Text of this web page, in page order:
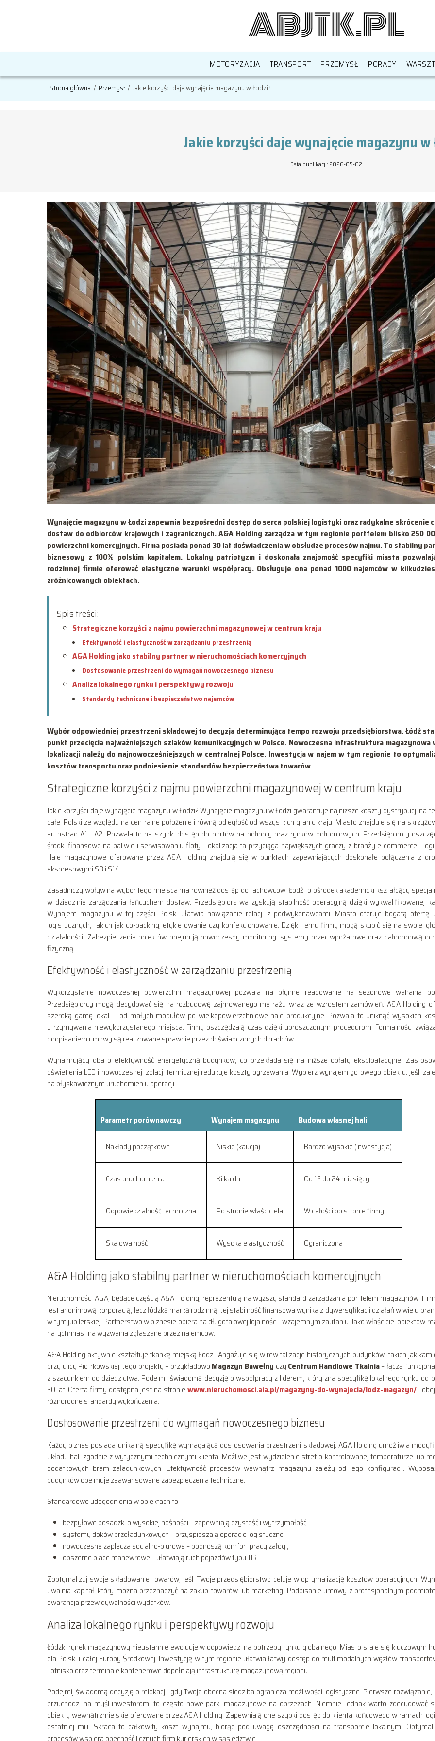
MOTORYZACJA TRANSPORT PRZEMYSŁ PORADY
Strona główna / Przemysł / Jakie korzyści daje wynajęcie magazynu w Łodzi?
Jakie korzyści daje wynajęcie magazynu w
Data publikacji: 2026-05-02
Wynajęcie magazynu w Łodzi zapewnia bezpośredni dostęp do serca polskiej logistyki oraz radykalne skrócenie
dostaw do odbiorców krajowych i zagranicznych. A&A Holding zarządza w tym regionie portfelem blisko 250
powierzchni komercyjnych. Firma posiada ponad 30 lat doświadczenia w obsłudze procesów najmu. To stabilny
biznesowy z 100% polskim kapitałem. Lokalny patriotyzm i doskonała znajomość specyfiki miasta
rodzinnej firmie oferować elastyczne warunki współpracy. Obsługuje ona ponad 1000 najemców w
zróżnicowanych obiektach.
Spis treści:
Strategiczne korzyści z najmu powierzchni magazynowej w centrum kraju
Efektywność i elastyczność w zarządzaniu przestrzenią
A&A Holding jako stabilny partner w nieruchomościach komercyjnych
Dostosowanie przestrzeni do wymagań nowoczesnego biznesu
Analiza lokalnego rynku i perspektywy rozwoju
Standardy techniczne i bezpieczeństwo najemców
Wybór odpowiedniej przestrzeni składowej to decyzja determinująca tempo rozwoju przedsiębiorstwa. Łódź
punkt przecięcia najważniejszych szlaków komunikacyjnych w Polsce. Nowoczesna infrastruktura magazynowa
lokalizacji należy do najnowocześniejszych w centralnej Polsce. Inwestycja w najem w tym regionie to
kosztów transportu oraz podniesienie standardów bezpieczeństwa towarów.
Strategiczne korzyści z najmu powierzchni magazynowej w centrum kraju
Jakie korzyści daje wynajęcie magazynu w Łodzi? Wynajęcie magazynu w Łodzi gwarantuje najniższe koszty dystrybucji na
całej Polski ze względu na centralne położenie i równą odległość od wszystkich granic kraju. Miasto znajduje się na
autostrad A1 i A2. Pozwala to na szybki dostęp do portów na północy oraz rynków południowych. Przedsiębiorcy
środki finansowe na paliwie i serwisowaniu floty. Lokalizacja ta przyciąga największych graczy z branży e-commerce i
Hale magazynowe oferowane przez A&A Holding znajdują się w punktach zapewniających doskonałe połączenia z
ekspresowymi S8 i S14.
Zasadniczy wpływ na wybór tego miejsca ma również dostęp do fachowców. Łódź to ośrodek akademicki kształcący
w dziedzinie zarządzania łańcuchem dostaw. Przedsiębiorstwa zyskują stabilność operacyjną dzięki wykwalifikowanej
Wynajem magazynu w tej części Polski ułatwia nawiązanie relacji z podwykonawcami. Miasto oferuje bogatą ofertę
logistycznych, takich jak co-packing, etykietowanie czy konfekcjonowanie. Dzięki temu firmy mogą skupić się na swojej
działalności. Zabezpieczenia obiektów obejmują nowoczesny monitoring, systemy przeciwpożarowe oraz całodobową
fizyczną.
Efektywność i elastyczność w zarządzaniu przestrzenią
Wykorzystanie nowoczesnej powierzchni magazynowej pozwala na płynne reagowanie na sezonowe wahania
Przedsiębiorcy mogą decydować się na rozbudowę zajmowanego metrażu wraz ze wzrostem zamówień. A&A Holding
szeroką gamę lokali – od małych modułów po wielkopowierzchniowe hale produkcyjne. Pozwala to uniknąć wysokich
utrzymywania niewykorzystanego miejsca. Firmy oszczędzają czas dzięki uproszczonym procedurom. Formalności
podpisaniem umowy są realizowane sprawnie przez doświadczonych doradców.
Wynajmujący dba o efektywność energetyczną budynków, co przekłada się na niższe opłaty eksploatacyjne.
oświetlenia LED i nowoczesnej izolacji termicznej redukuje koszty ogrzewania. Wybierz wynajem gotowego obiektu, jeśli
na błyskawicznym uruchomieniu operacji.
Parametr porównawczy Wynajem magazynu Budowa własnej hali
Nakłady początkowe Niskie (kaucja) Bardzo wysokie (inwestycja)
Czas uruchomienia Kilka dni Od 12 do 24 miesięcy
Odpowiedzialność techniczna Po stronie właściciela W całości po stronie firmy
Skalowalność Wysoka elastyczność Ograniczona
A&A Holding jako stabilny partner w nieruchomościach komercyjnych
Nieruchomości A&A, będące częścią A&A Holding, reprezentują najwyższy standard zarządzania portfelem magazynów.
jest anonimową korporacją, lecz łódzką marką rodzinną. Jej stabilność finansowa wynika z dywersyfikacji działań w wielu
w tym jubilerskiej. Partnerstwo w biznesie opiera na długofalowej lojalności i wzajemnym zaufaniu. Jako właściciel obiektów
natychmiast na wyzwania zgłaszane przez najemców.
A&A Holding aktywnie kształtuje tkankę miejską Łodzi. Angażuje się w rewitalizacje historycznych budynków, takich jak
przy ulicy Piotrkowskiej. Jego projekty – przykładowo Magazyn Bawełny czy Centrum Handlowe Tkalnia– łączą
z szacunkiem do dziedzictwa. Podejmij świadomą decyzję o współpracy z liderem, który zna specyfikę lokalnego rynku od
30 lat. Oferta firmy dostępna jest na stronie www.nieruchomosci.aia.pl/magazyny-do-wynajecia/lodz-magazyn/i
różnorodne standardy wykończenia.
Dostosowanie przestrzeni do wymagań nowoczesnego biznesu
Każdy biznes posiada unikalną specyfikę wymagającą dostosowania przestrzeni składowej. A&A Holding umożliwia
układu hali zgodnie z wytycznymi technicznymi klienta. Możliwe jest wydzielenie stref o kontrolowanej temperaturze lub
dodatkowych bram załadunkowych. Efektywność procesów wewnątrz magazynu zależy od jego konfiguracji.
budynków obejmuje zaawansowane zabezpieczenia techniczne.
Standardowe udogodnienia w obiektach to:
bezpyłowe posadzki o wysokiej nośności – zapewniają czystość i wytrzymałość,
systemy doków przeładunkowych – przyspieszają operacje logistyczne,
nowoczesne zaplecza socjalno-biurowe – podnoszą komfort pracy załogi,
obszerne place manewrowe – ułatwiają ruch pojazdów typu TIR.
Zoptymalizuj swoje składowanie towarów, jeśli Twoje przedsiębiorstwo celuje w optymalizację kosztów operacyjnych.
uwalnia kapitał, który można przeznaczyć na zakup towarów lub marketing. Podpisanie umowy z profesjonalnym
gwarancja przewidywalności wydatków.
Analiza lokalnego rynku i perspektywy rozwoju
Łódzki rynek magazynowy nieustannie ewoluuje w odpowiedzi na potrzeby rynku globalnego. Miasto staje się kluczowym
dla Polski i całej Europy Środkowej. Inwestycję w tym regionie ułatwia łatwy dostęp do multimodalnych węzłów
Lotnisko oraz terminale kontenerowe dopełniają infrastrukturę magazynową regionu.
Podejmij świadomą decyzję o relokacji, gdy Twoja obecna siedziba ogranicza możliwości logistyczne. Pierwsze rozwiązanie,
przychodzi na myśl inwestorom, to często nowe parki magazynowe na obrzeżach. Niemniej jednak warto zdecydować
obiekty wewnątrzmiejskie oferowane przez A&A Holding. Zapewniają one szybki dostęp do klienta końcowego w ramach
ostatniej mili. Skraca to całkowity koszt wynajmu, biorąc pod uwagę oszczędności na transporcie lokalnym.
procesów wspiera obecność licznych firm kurierskich w sąsiedztwie.